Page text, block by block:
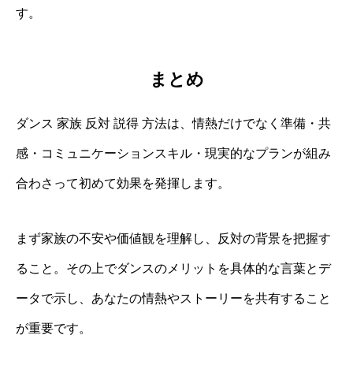
す。
まとめ
ダンス 家族 反対 説得 方法は、情熱だけでなく準備・共
感・コミュニケーションスキル・現実的なプランが組み
合わさって初めて効果を発揮します。
まず家族の不安や価値観を理解し、反対の背景を把握す
ること。その上でダンスのメリットを具体的な言葉とデ
ータで示し、あなたの情熱やストーリーを共有すること
が重要です。